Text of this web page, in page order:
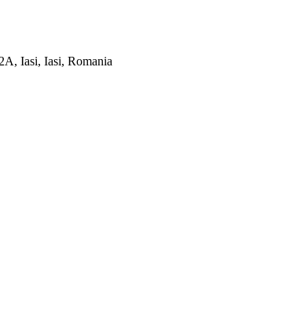
Iasi, Iasi, Romania